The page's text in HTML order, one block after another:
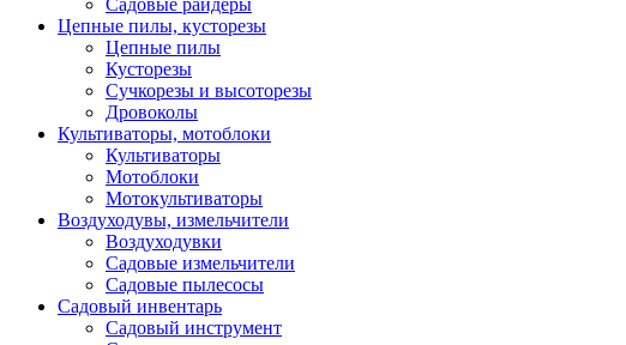
Садовые райдеры
Цепные пилы, кусторезы
Цепные пилы
Кусторезы
Сучкорезы и высоторезы
Дровоколы
Культиваторы, мотоблоки
Культиваторы
Мотоблоки
Мотокультиваторы
Воздуходувы, измельчители
Воздуходувки
Садовые измельчители
Садовые пылесосы
Садовый инвентарь
Садовый инструмент